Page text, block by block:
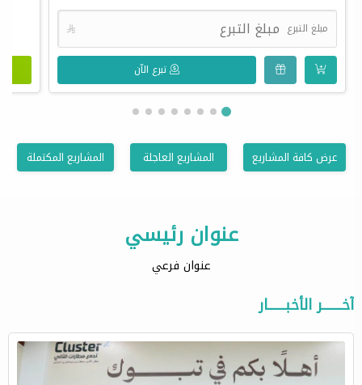
مبلغ التبرع 
تبرع الآن
عرض كافة المشاريع المشاريع العاجلة المشاريع المكتملة
عنوان رئيسي
عنوان فرعي
آخــــــــر الأخبـــــــار